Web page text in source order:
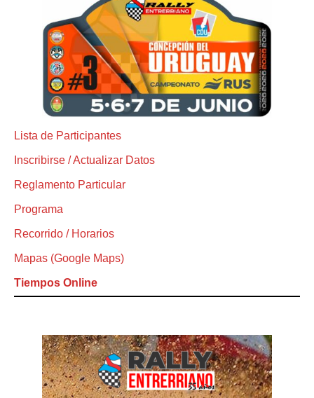
Lista de Participantes
Inscribirse / Actualizar Datos
Reglamento Particular
Programa
Recorrido / Horarios
Mapas (Google Maps)
Tiempos Online